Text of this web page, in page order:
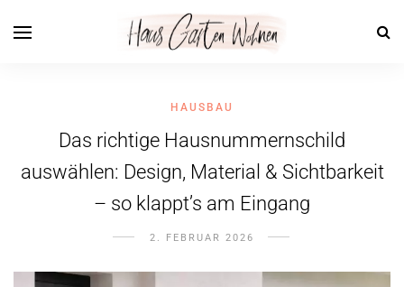
HAUSBAU
Das richtige Hausnummernschild
auswählen: Design, Material & Sichtbarkeit
– so klappt’s am Eingang
2. FEBRUAR 2026